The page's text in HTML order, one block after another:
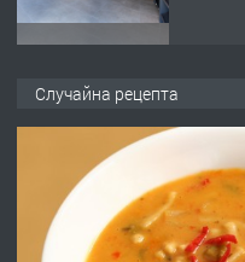
ПРЕДЛАГА
Случайна рецепта